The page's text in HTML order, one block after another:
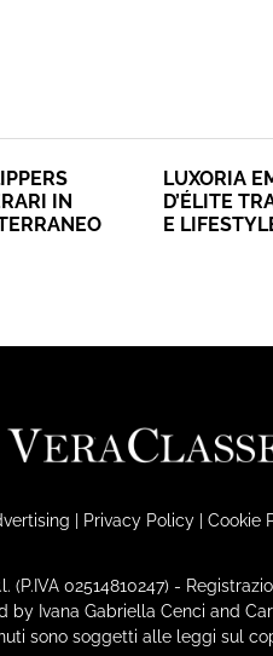
IN
LUXORIA
D’ÉLITE
E
| Privacy Policy| Cookie
(P.IVA 02514810247) -
by Ivana Gabriella Cenci and
sono soggetti alle leggi sul